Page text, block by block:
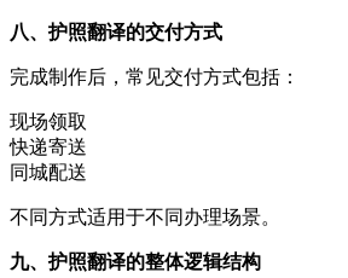
八、护照翻译的交付方式
完成制作后，常见交付方式包括：
现场领取
快递寄送
同城配送
不同方式适用于不同办理场景。
九、护照翻译的整体逻辑结构